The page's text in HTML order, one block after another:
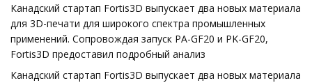
Канадский стартап Fortis3D выпускает два новых материала
для 3D-печати для широкого спектра промышленных
применений. Сопровождая запуск PA-GF20 и PK-GF20,
Fortis3D предоставил подробный анализ
Канадский стартап Fortis3D выпускает два новых материала